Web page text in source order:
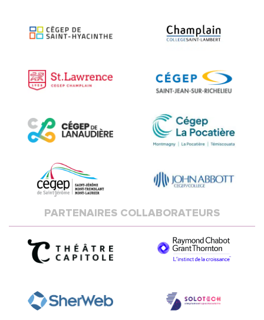
PARTENAIRES COLLABORATEURS